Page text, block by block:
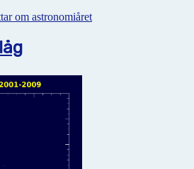
om astronomiåret